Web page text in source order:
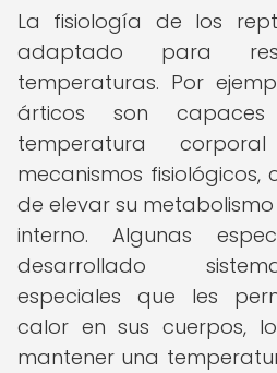
La fisiología de los
adaptado para
temperaturas. Por
árticos son
temperatura
mecanismos
de elevar su
interno. Algunas
desarrollado
especiales que les
calor en sus cuerpos,
mantener una